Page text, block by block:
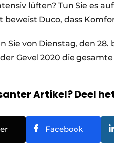
lüften? Tun Sie es
beweist Duco, dass
Sie von Dienstag, den 28.
Gevel 2020 die
Artikel? Deel
Facebook